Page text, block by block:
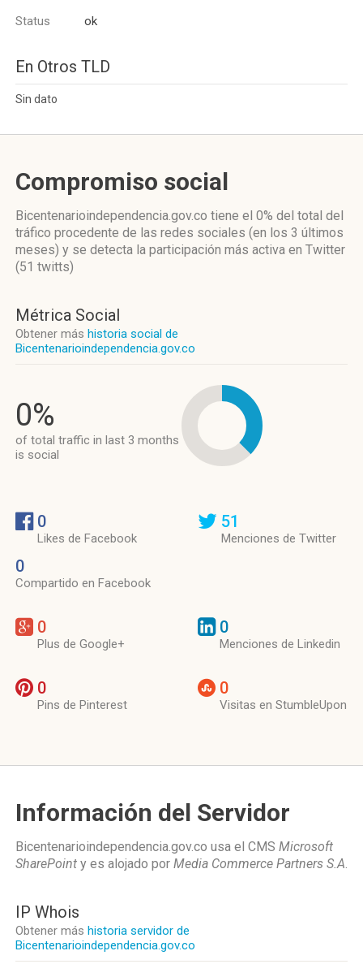
Status ok
En Otros TLD
Sin dato
Compromiso social
Bicentenarioindependencia.gov.co tiene el 0% del total del
tráfico procedente de las redes sociales (en los 3 últimos
meses) y se detecta la participación más activa en Twitter
(51 twitts)
Métrica Social
Obtener más historia social de
Bicentenarioindependencia.gov.co
0%
of total traffic in last 3 months
is social
0
Likes de Facebook
0
Compartido en Facebook
51
Menciones de Twitter
0
Plus de Google+
0
Menciones de Linkedin
0
Pins de Pinterest
0
Visitas en StumbleUpon
Información del Servidor
Bicentenarioindependencia.gov.co usa el CMS Microsoft
SharePoint y es alojado por Media Commerce Partners S.A.
IP Whois
Obtener más historia servidor de
Bicentenarioindependencia.gov.co